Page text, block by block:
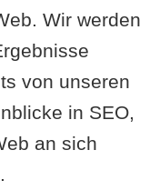
Wir werden
von unseren
in SEO,
an sich